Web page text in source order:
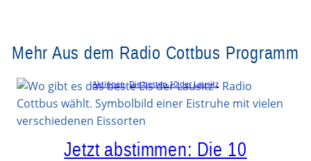
Mehr Aus dem Radio Cottbus Programm
Aktionen, Die besten 10 der Lausitz
Jetzt abstimmen: Die 10